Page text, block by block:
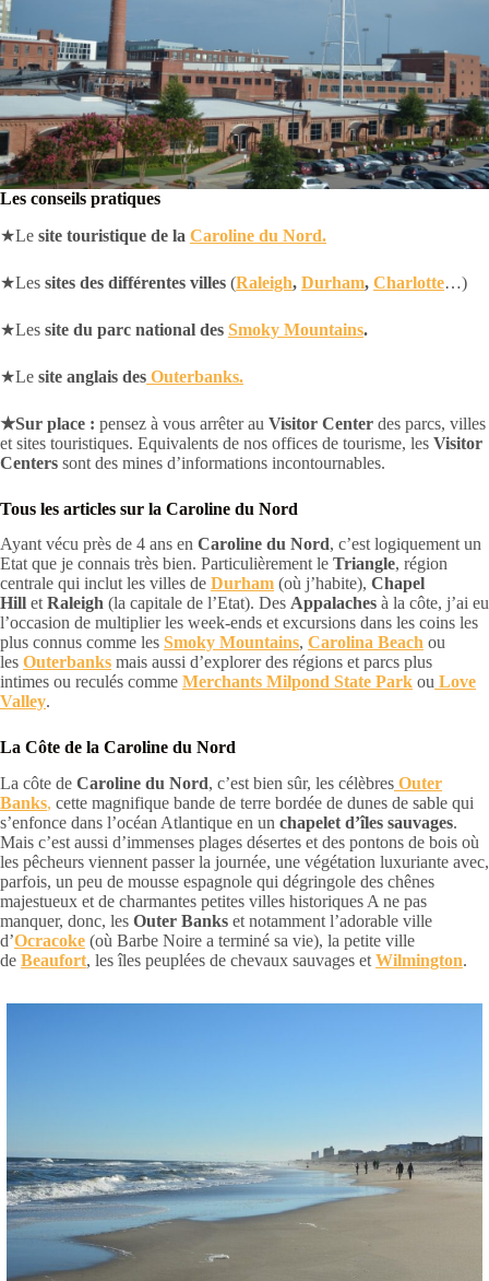
Les conseils pratiques
★Le site touristique de la Caroline du Nord.
★Les sites des différentes villes (Raleigh, Durham, Charlotte…)
★Les site du parc national des Smoky Mountains.
★Le site anglais des Outerbanks.
★Sur place : pensez à vous arrêter au Visitor Center des parcs, villes
et sites touristiques. Equivalents de nos offices de tourisme, les Visitor
Centers sont des mines d’informations incontournables.
Tous les articles sur la Caroline du Nord
Ayant vécu près de 4 ans en Caroline du Nord, c’est logiquement un
Etat que je connais très bien. Particulièrement le Triangle, région
centrale qui inclut les villes de Durham (où j’habite), Chapel
Hill et Raleigh (la capitale de l’Etat). Des Appalaches à la côte, j’ai eu
l’occasion de multiplier les week-ends et excursions dans les coins les
plus connus comme les Smoky Mountains, Carolina Beach ou
les Outerbanks mais aussi d’explorer des régions et parcs plus
intimes ou reculés comme Merchants Milpond State Park ou Love
Valley.
La Côte de la Caroline du Nord
La côte de Caroline du Nord, c’est bien sûr, les célèbres Outer
Banks, cette magnifique bande de terre bordée de dunes de sable qui
s’enfonce dans l’océan Atlantique en un chapelet d’îles sauvages.
Mais c’est aussi d’immenses plages désertes et des pontons de bois où
les pêcheurs viennent passer la journée, une végétation luxuriante avec,
parfois, un peu de mousse espagnole qui dégringole des chênes
majestueux et de charmantes petites villes historiques A ne pas
manquer, donc, les Outer Banks et notamment l’adorable ville
d’Ocracoke (où Barbe Noire a terminé sa vie), la petite ville
de Beaufort, les îles peuplées de chevaux sauvages et Wilmington.